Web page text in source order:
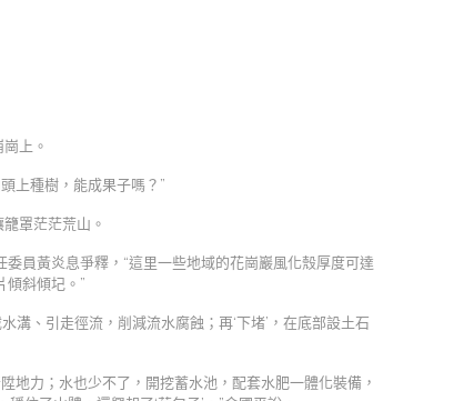
上。
上種樹，能成果子嗎？”
罩茫茫荒山。
委員黃炎息爭釋，“這里一些地域的花崗巖風化殼厚度可達
斜傾圮。”
溝、引走徑流，削減流水腐蝕；再‘下堵’，在底部設土石
地力；水也少不了，開挖蓄水池，配套水肥一體化裝備，